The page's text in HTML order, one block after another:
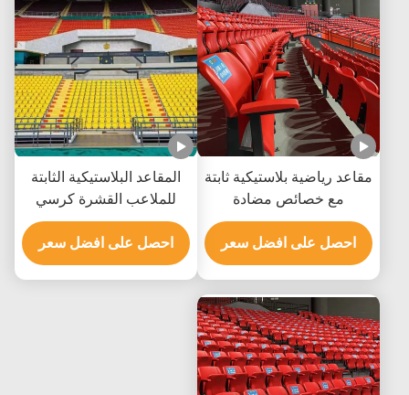
مقاعد رياضية بلاستيكية ثابتة
مع خصائص مضادة
للشيخوخة والوقاية من
الحريق للتثبيت الرأسي
احصل على افضل سعر
المقاعد البلاستيكية الثابتة
للملاعب القشرة كرسي
الملاعب مع الأرضية المثبتة
على الحائط
احصل على افضل سعر